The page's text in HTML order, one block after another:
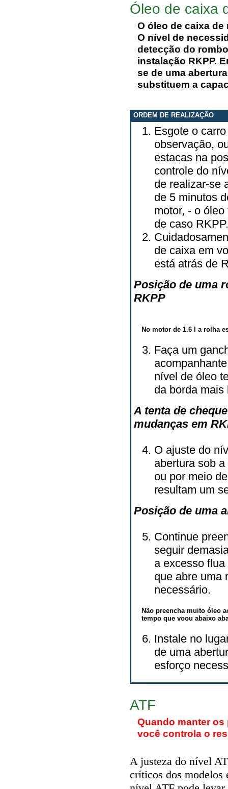
Óleo de caixa
O óleo de caixa
O nível de
detecção do
instalação RKPP.
se de uma
substituem a
ORDEM DE REALIZAÇÃO
Esgote o
observação,
estacas na
controle do
de realizar-se
de 5 minutos
motor, - o
de caso RKPP.
de caixa em
está atrás de
Posição de uma
RKPP
No motor de 1.6 l a rolha
Faça um
nível de óleo
da borda
A tenta de
mudanças em
O ajuste do
abertura sob
ou por meio
resultam um
Posição de uma
Continue
seguir
a excesso
que abre uma
necessário.
Não preencha muito óleo
tempo que voou abaixo
Instale no
de uma
esforço
ATF
Quando manter
você controla o
A justeza do nível
críticos dos modelos